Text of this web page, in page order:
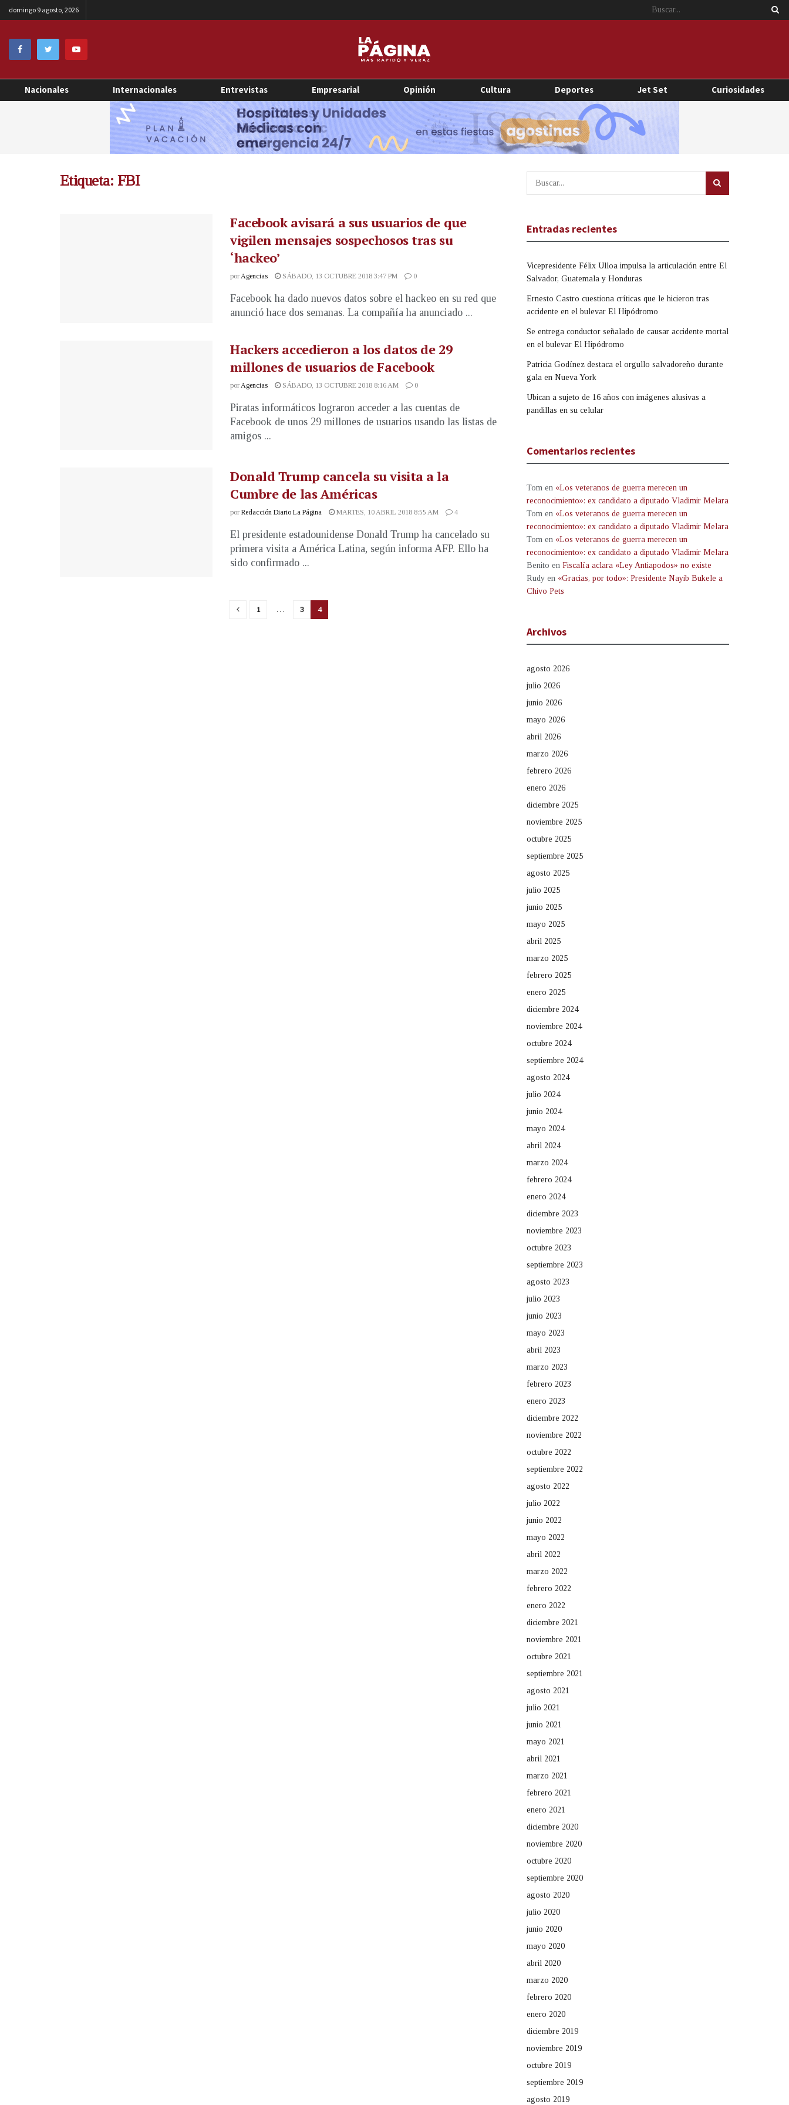
domingo 9 agosto, 2026
Nacionales Internacionales Entrevistas Empresarial Opinión Cultura Deportes Jet Set Curiosidades
Etiqueta: FBI
Facebook avisará a sus usuarios de que
vigilen mensajes sospechosos tras su
‘hackeo’
porAgencias SÁBADO, 13 OCTUBRE 2018 3:47 PM 0
Facebook ha dado nuevos datos sobre el hackeo en su red que
anunció hace dos semanas. La compañía ha anunciado ...
Hackers accedieron a los datos de 29
millones de usuarios de Facebook
porAgencias SÁBADO, 13 OCTUBRE 2018 8:16 AM 0
Piratas informáticos lograron acceder a las cuentas de
Facebook de unos 29 millones de usuarios usando las listas de
amigos ...
Donald Trump cancela su visita a la
Cumbre de las Américas
por Redacción Diario La Página MARTES, 10 ABRIL 2018 8:55 AM 4
El presidente estadounidense Donald Trump ha cancelado su
primera visita a América Latina, según informa AFP. Ello ha
sido confirmado ...
1 … 3 4
Entradas recientes
Vicepresidente Félix Ulloa impulsa la articulación entre El
Salvador, Guatemala y Honduras
Ernesto Castro cuestiona críticas que le hicieron tras
accidente en el bulevar El Hipódromo
Se entrega conductor señalado de causar accidente mortal
en el bulevar El Hipódromo
Patricia Godínez destaca el orgullo salvadoreño durante
gala en Nueva York
Ubican a sujeto de 16 años con imágenes alusivas a
pandillas en su celular
Comentarios recientes
Tom en «Los veteranos de guerra merecen un
reconocimiento»: ex candidato a diputado Vladimir Melara
Tom en «Los veteranos de guerra merecen un
reconocimiento»: ex candidato a diputado Vladimir Melara
Tom en «Los veteranos de guerra merecen un
reconocimiento»: ex candidato a diputado Vladimir Melara
Benito en Fiscalía aclara «Ley Antiapodos» no existe
Rudy en «Gracias, por todo»: Presidente Nayib Bukele a
Chivo Pets
Archivos
agosto 2026
julio 2026
junio 2026
mayo 2026
abril 2026
marzo 2026
febrero 2026
enero 2026
diciembre 2025
noviembre 2025
octubre 2025
septiembre 2025
agosto 2025
julio 2025
junio 2025
mayo 2025
abril 2025
marzo 2025
febrero 2025
enero 2025
diciembre 2024
noviembre 2024
octubre 2024
septiembre 2024
agosto 2024
julio 2024
junio 2024
mayo 2024
abril 2024
marzo 2024
febrero 2024
enero 2024
diciembre 2023
noviembre 2023
octubre 2023
septiembre 2023
agosto 2023
julio 2023
junio 2023
mayo 2023
abril 2023
marzo 2023
febrero 2023
enero 2023
diciembre 2022
noviembre 2022
octubre 2022
septiembre 2022
agosto 2022
julio 2022
junio 2022
mayo 2022
abril 2022
marzo 2022
febrero 2022
enero 2022
diciembre 2021
noviembre 2021
octubre 2021
septiembre 2021
agosto 2021
julio 2021
junio 2021
mayo 2021
abril 2021
marzo 2021
febrero 2021
enero 2021
diciembre 2020
noviembre 2020
octubre 2020
septiembre 2020
agosto 2020
julio 2020
junio 2020
mayo 2020
abril 2020
marzo 2020
febrero 2020
enero 2020
diciembre 2019
noviembre 2019
octubre 2019
septiembre 2019
agosto 2019